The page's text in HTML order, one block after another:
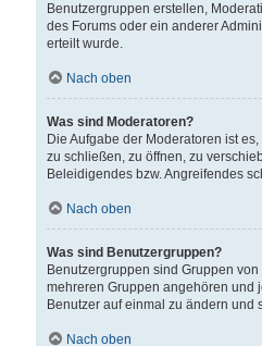
Benutzergruppen erstellen,
des Forums oder ein anderer
erteilt wurde.
Nach oben
Was sind Moderatoren?
Die Aufgabe der Moderatoren ist
zu schließen, zu öffnen, zu
Beleidigendes bzw. Angreifendes
Nach oben
Was sind Benutzergruppen?
Benutzergruppen sind Gruppen
mehreren Gruppen angehören und
Benutzer auf einmal zu ändern
Nach oben